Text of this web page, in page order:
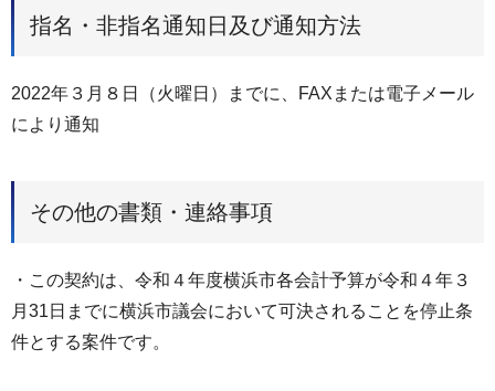
指名・非指名通知日及び通知方法
2022年３月８日（火曜日）までに、FAXまたは電子メール
により通知
その他の書類・連絡事項
・この契約は、令和４年度横浜市各会計予算が令和４年３
月31日までに横浜市議会において可決されることを停止条
件とする案件です。